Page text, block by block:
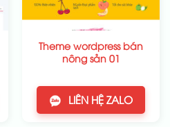
Theme wordpress bán
nông sản 01
LIÊN HỆ ZALO